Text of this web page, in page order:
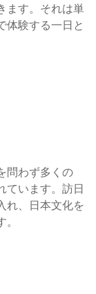
ます。それは単
体験する一日と
問わず多くの
ています。訪日
れ、日本文化を